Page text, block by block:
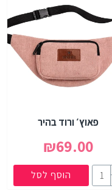
פאוץ׳ ורוד בהיר
₪69.00
הוסף לסל